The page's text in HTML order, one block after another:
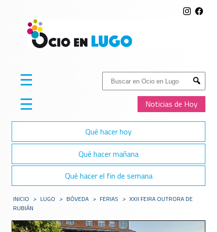
Buscar:
Submit
Noticias de Hoy
☰
☰
Qué hacer hoy
Qué hacer mañana
Qué hacer el fin de semana
INICIO > LUGO > BÓVEDA > FERIAS > XXII FEIRA OUTRORA DE
RUBIÁN